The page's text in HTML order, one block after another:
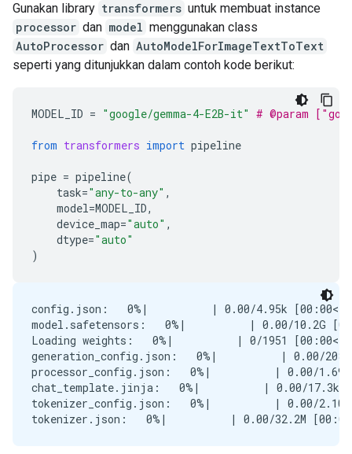
Gunakan library transformers untuk membuat instance
processor dan model menggunakan class
AutoProcessor dan AutoModelForImageTextToText
seperti yang ditunjukkan dalam contoh kode berikut:
MODEL_ID = "google/gemma-4-E2B-it" # @param
from transformers import pipeline
pipe = pipeline(
task="any-to-any" ,
model=MODEL_ID,
device_map="auto" ,
dtype="auto"
)
config.json:   0%|          | 0.00/4.95k
model.safetensors:   0%|          | 0.00/10.2G
Loading weights:   0%|          | 0/1951
generation_config.json:   0%|          | 0.00/208
processor_config.json:   0%|          | 0.00/1.69k
chat_template.jinja:   0%|          | 0.00/17.3k
tokenizer_config.json:   0%|          | 0.00/2.10k